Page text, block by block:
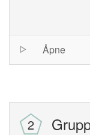
Åpne
Session